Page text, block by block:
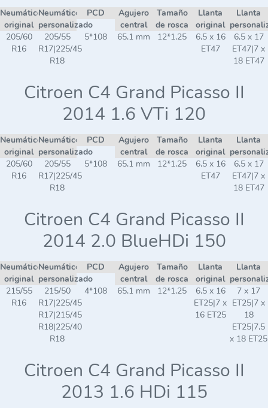
Neumático
original
Neumático
personalizado
PCD
Agujero
central
Tamaño
de rosca
Llanta
original
Llanta
205/60
R16
205/55
R17|225/45
R18
5*108 65,1 mm 12*1,25
6,5 x 16
ET47
6,5 x 17
ET47|7 x
18 ET47
Citroen C4 Grand Picasso II
2014 1.6 VTi 120
Neumático
original
Neumático
personalizado
PCD
Agujero
central
Tamaño
de rosca
Llanta
original
Llanta
205/60
R16
205/55
R17|225/45
R18
5*108 65,1 mm 12*1,25
6,5 x 16
ET47
6,5 x 17
ET47|7 x
18 ET47
Citroen C4 Grand Picasso II
2014 2.0 BlueHDi 150
Neumático
original
Neumático
personalizado
PCD
Agujero
central
Tamaño
de rosca
Llanta
original
Llanta
215/55
R16
215/50
R17|225/45
R17|215/45
R18|225/40
R18
4*108 65,1 mm 12*1,25
6,5 x 16
ET25|7 x
16 ET25
7 x 17
ET25|7 x
18
ET25|7,5
x 18 ET25
Citroen C4 Grand Picasso II
2013 1.6 HDi 115